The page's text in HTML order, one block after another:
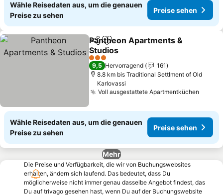
Wähle Reisedaten aus, um die genauen
Preise zu sehen
Preise sehen
TeilenZu Favoriten hinzufügen
Pantheon Apartments &
Studios
3 Sterne
9,5 Hervorragend
161
8.8 km bis Traditional Settlment of Old
Karlovassi
Voll ausgestattete Apartmentküchen
Wähle Reisedaten aus, um die genauen
Preise zu sehen
Preise sehen
Mehr
Die Preise und Verfügbarkeit, die wir von Buchungswebsites
erhalten, ändern sich laufend. Das bedeutet, dass Du
möglicherweise nicht immer genau dasselbe Angebot findest, das
Du auf trivago gesehen hast, wenn Du auf der Buchungswebsite